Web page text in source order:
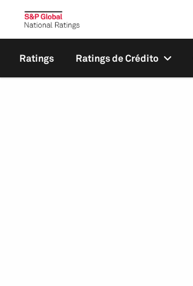
Ratings Ratings de Crédito